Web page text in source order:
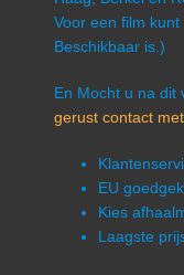
Voor een film
Beschikbaar is.)
En Mocht u na dit
gerust contact
EU
Kies
Laagste